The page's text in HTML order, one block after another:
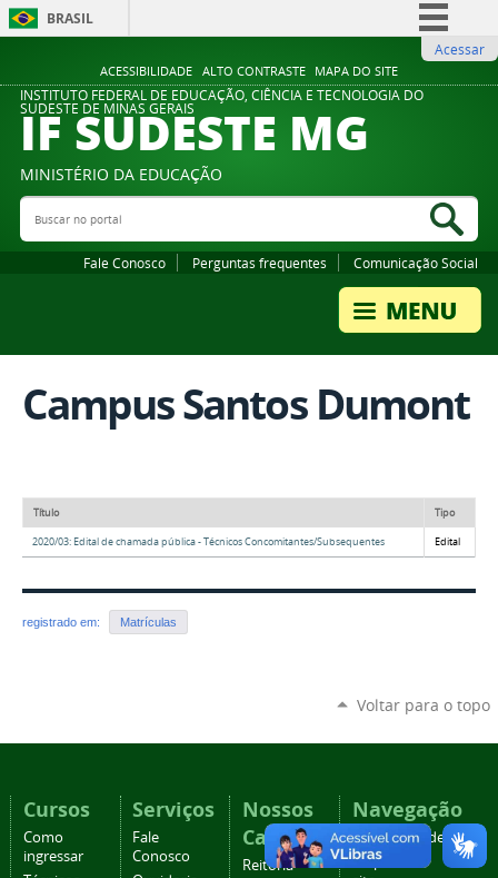
ACESSIBILIDADE ALTO CONTRASTE MAPA DO SITE
BRASIL
Comunica BR
Participe
Legislação
Acessar
INSTITUTO FEDERAL DE EDUCAÇÃO, CIÊNCIA E TECNOLOGIA DO
SUDESTE DE MINAS GERAIS
IF SUDESTE MG
MINISTÉRIO DA EDUCAÇÃO
Buscar no portal
Fale Conosco Perguntas frequentes Comunicação Social
Campus Santos Dumont
Título Tipo
2020/03: Edital de chamada pública - Técnicos Concomitantes/Subsequentes Edital
registrado em: Matrículas
Voltar para o topo
Cursos
Como
ingressar
Serviços
Fale
Conosco
Nossos
Campi
Reitoria
Navegação
Acessibilidade
Mapa do